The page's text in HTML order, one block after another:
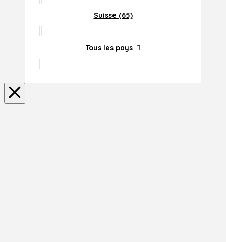
Suisse (65)
Tous les pays